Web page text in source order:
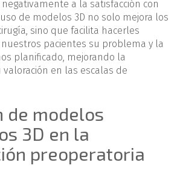
a la satisfacción con
de modelos 3D no solo mejora los
sino que facilita hacerles
pacientes su problema y la
planificado, mejorando la
valoración en las escalas de
de modelos
3D en la
preoperatoria